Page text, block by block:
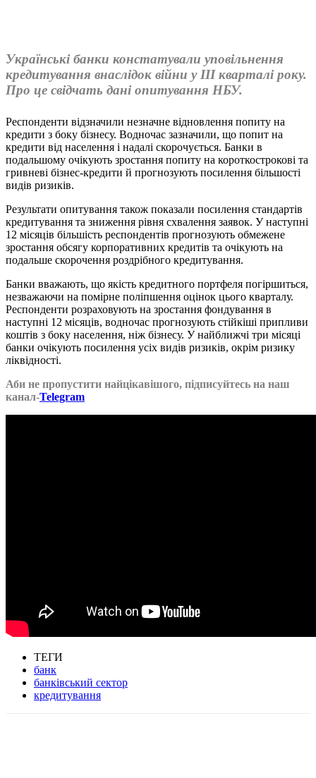
Українські банки констатували уповільнення
кредитування внаслідок війни у ІІІ кварталі року.
Про це свідчать дані опитування НБУ.
Респонденти відзначили незначне відновлення попиту на
кредити з боку бізнесу. Водночас зазначили, що попит на
кредити від населення і надалі скорочується. Банки в
подальшому очікують зростання попиту на короткострокові та
гривневі бізнес-кредити й прогнозують посилення більшості
видів ризиків.
Результати опитування також показали посилення стандартів
кредитування та зниження рівня схвалення заявок. У наступні
12 місяців більшість респондентів прогнозують обмежене
зростання обсягу корпоративних кредитів та очікують на
подальше скорочення роздрібного кредитування.
Банки вважають, що якість кредитного портфеля погіршиться,
незважаючи на помірне поліпшення оцінок цього кварталу.
Респонденти розраховують на зростання фондування в
наступні 12 місяців, водночас прогнозують стійкіші припливи
коштів з боку населення, ніж бізнесу. У найближчі три місяці
банки очікують посилення усіх видів ризиків, окрім ризику
ліквідності.
Аби не пропустити найцікавішого, підписуйтесь на наш
канал-Telegram
ТЕГИ
банк
банківський сектор
кредитування